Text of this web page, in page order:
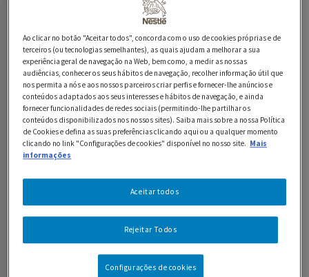
150 g de farinha de alfarroba
120 ml de óleo
1 iogurte NESTLÉ YAOS Grego Natural
160 g de açúcar
2 c. de sopa de mel
Cobertura (opcional):
200 ml de leite
1 c. de chá de farinha
Ao clicar no botão "Aceitar todos", concorda com o uso de cookies próprias e de
terceiros (ou tecnologias semelhantes), as quais ajudam a melhorar a sua
experiência geral de navegação na Web, bem como, a medir as nossas
audiências, conhecer os seus hábitos de navegação, recolher informação útil que
nos permita a nós e aos nossos parceiros criar perfis e fornecer-lhe anúncios e
conteúdos adaptados aos seus interesses e hábitos de navegação, e ainda
fornecer funcionalidades de redes sociais (permitindo-lhe partilhar os
conteúdos disponibilizados nos nossos sites). Saiba mais sobre a nossa Política
de Cookies e defina as suas preferências clicando aqui ou a qualquer momento
clicando no link "Configurações de cookies" disponível no nosso site. Mais
informações
Rejeitar Todos
Aceitar todos
Configurações de cookies